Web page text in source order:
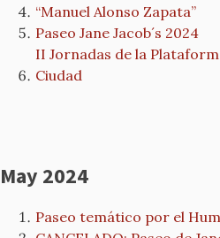
“Manuel Alonso Zapata”
Paseo Jane Jacob´s 2024
II Jornadas de la
Ciudad
May 2024
Paseo temático por el